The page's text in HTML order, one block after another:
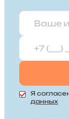
Я
данных